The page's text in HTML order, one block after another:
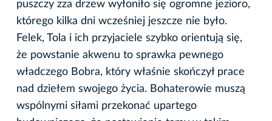
puszczy zza drzew wyłoniło się ogromne jezioro,
którego kilka dni wcześniej jeszcze nie było.
Felek, Tola i ich przyjaciele szybko orientują się,
że powstanie akwenu to sprawka pewnego
władczego Bobra, który właśnie skończył prace
nad dziełem swojego życia. Bohaterowie muszą
wspólnymi siłami przekonać upartego